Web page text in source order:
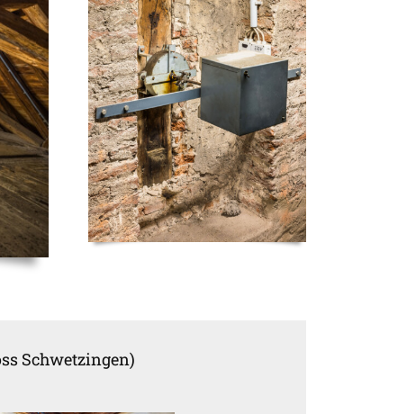
Schwetzingen)